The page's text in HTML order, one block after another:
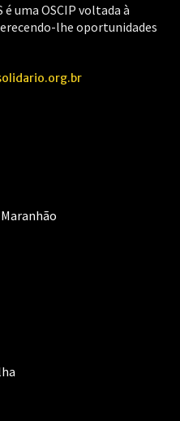
uma OSCIP voltada à
lhe oportunidades